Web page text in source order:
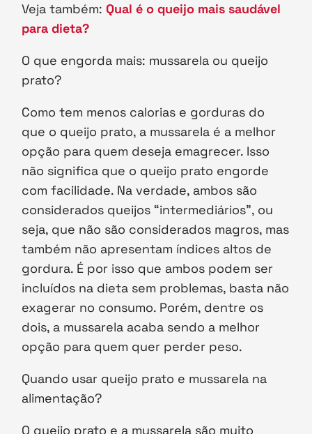
Veja também: Qual é o queijo mais saudável
para dieta?
O que engorda mais: mussarela ou queijo
prato?
Como tem menos calorias e gorduras do
que o queijo prato, a mussarela é a melhor
opção para quem deseja emagrecer. Isso
não significa que o queijo prato engorde
com facilidade. Na verdade, ambos são
considerados queijos “intermediários”, ou
seja, que não são considerados magros, mas
também não apresentam índices altos de
gordura. É por isso que ambos podem ser
incluídos na dieta sem problemas, basta não
exagerar no consumo. Porém, dentre os
dois, a mussarela acaba sendo a melhor
opção para quem quer perder peso.
Quando usar queijo prato e mussarela na
alimentação?
O queijo prato e a mussarela são muito